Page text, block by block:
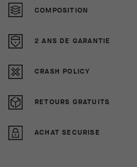
COMPOSITION
2 ANS DE GARANTIE
CRASH POLICY
RETOURS GRATUITS
ACHAT SECURISE